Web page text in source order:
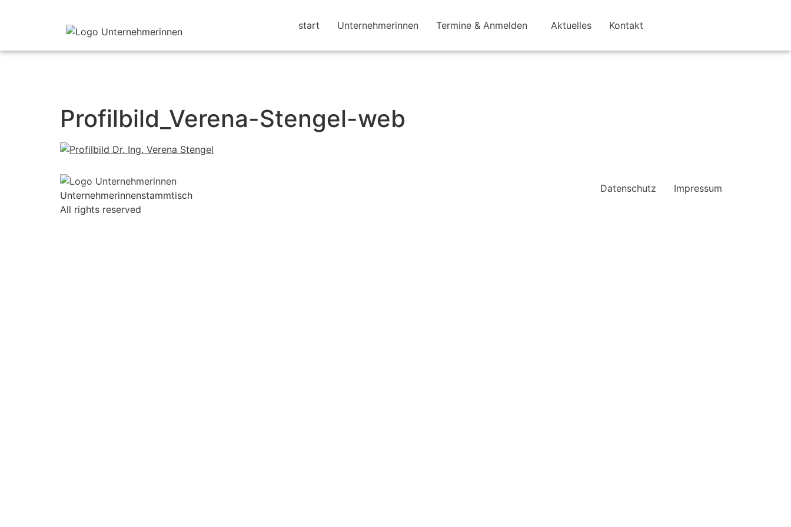
start Unternehmerinnen Termine & Anmelden Aktuelles Kontakt
Profilbild_Verena-Stengel-web
Unternehmerinnenstammtisch
Datenschutz
Impressum
All rights reserved